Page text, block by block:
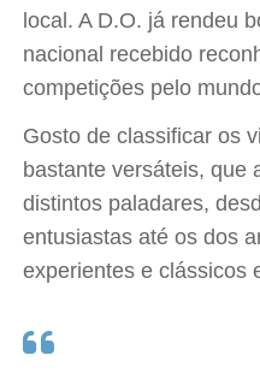
local. A D.O. já rendeu
nacional recebido
competições pelo
Gosto de classificar os
bastante versáteis, que
distintos paladares,
entusiastas até os dos
experientes e clássicos